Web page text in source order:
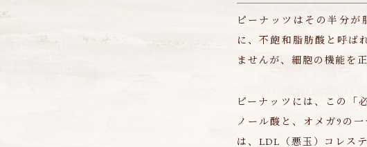
ピーナッツはその半分
に、不飽和脂肪酸と呼ば
ませんが、細胞の機能を
ピーナッツには、この「
ノール酸と、オメガ9の
は、LDL（悪玉）コレス